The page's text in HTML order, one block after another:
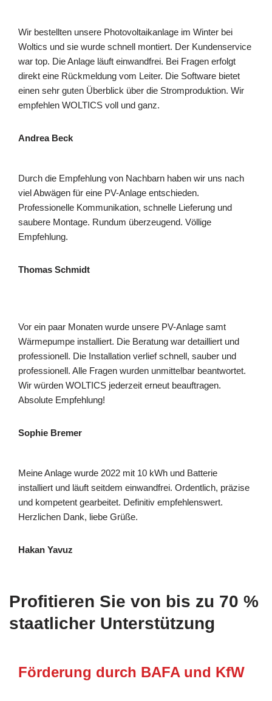
Wir bestellten unsere Photovoltaikanlage im Winter bei
Woltics und sie wurde schnell montiert. Der Kundenservice
war top. Die Anlage läuft einwandfrei. Bei Fragen erfolgt
direkt eine Rückmeldung vom Leiter. Die Software bietet
einen sehr guten Überblick über die Stromproduktion. Wir
empfehlen WOLTICS voll und ganz.
Andrea Beck
Durch die Empfehlung von Nachbarn haben wir uns nach
viel Abwägen für eine PV-Anlage entschieden.
Professionelle Kommunikation, schnelle Lieferung und
saubere Montage. Rundum überzeugend. Völlige
Empfehlung.
Thomas Schmidt
Vor ein paar Monaten wurde unsere PV-Anlage samt
Wärmepumpe installiert. Die Beratung war detailliert und
professionell. Die Installation verlief schnell, sauber und
professionell. Alle Fragen wurden unmittelbar beantwortet.
Wir würden WOLTICS jederzeit erneut beauftragen.
Absolute Empfehlung!
Sophie Bremer
Meine Anlage wurde 2022 mit 10 kWh und Batterie
installiert und läuft seitdem einwandfrei. Ordentlich, präzise
und kompetent gearbeitet. Definitiv empfehlenswert.
Herzlichen Dank, liebe Grüße.
Hakan Yavuz
Profitieren Sie von bis zu 70 %
staatlicher Unterstützung
Förderung durch BAFA und KfW